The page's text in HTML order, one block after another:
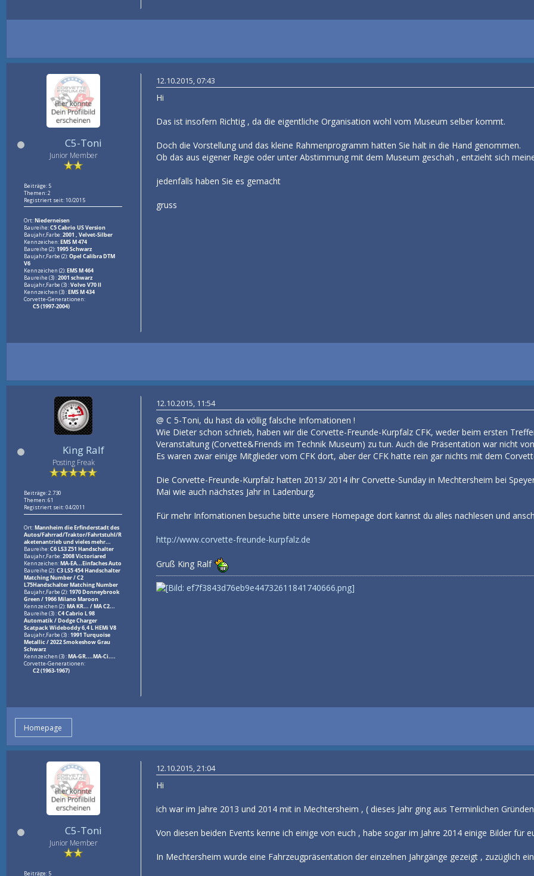
C5-Toni
Junior Member
Beiträge: 5
Themen: 2
Registriert seit: 10/2015
Ort:Niederneisen
Baureihe:C5 Cabrio US Version
Baujahr,Farbe:2001 , Velvet-Silber
Kennzeichen:EMS M 474
Baureihe (2):1995 Schwarz
Baujahr,Farbe (2):Opel Calibra DTM
V6
Kennzeichen (2):EMS M 464
Baureihe (3) :2001 schwarz
Baujahr,Farbe (3) :Volvo V70 II
Kennzeichen (3) :EMS M 434
Corvette-Generationen:
C5 (1997-2004)
12.10.2015, 07:43
Hi
Das ist insofern Richtig , da die eigentliche Organisation wohl vom Museum selber kommt.
Doch die Vorstellung und das kleine Rahmenprogramm hatten Sie halt in die Hand genommen.
Ob das aus eigener Regie oder unter Abstimmung mit dem Museum geschah , entzieht sich
jedenfalls haben Sie es gemacht
gruss
King Ralf
Posting Freak
Beiträge: 2.730
Themen: 61
Registriert seit: 04/2011
Ort:Mannheim die Erfinderstadt des
Autos/Fahrrad/Traktor/Fahrtstuhl/R
aketenantrieb und vieles mehr...
Baureihe:C6 LS3 Z51 Handschalter
Baujahr,Farbe:2008 Victoriared
Kennzeichen:MA-EA...Einfaches Auto
Baureihe (2):C3 LS5 454 Handschalter
Matching Number / C2
L75Handschalter Matching Number
Baujahr,Farbe (2):1970 Donneybrook
Green / 1966 Milano Maroon
Kennzeichen (2):MA KR... / MA C2...
Baureihe (3) :C4 Cabrio L 98
Automatik / Dodge Charger
Scatpack Wideboddy 6,4 L HEMi V8
Baujahr,Farbe (3) :1991 Turquoise
Metallic / 2022 Smokeshow Grau
Schwarz
Kennzeichen (3) :MA-GR....MA-Ci....
Corvette-Generationen:
C2 (1963-1967)
12.10.2015, 11:54
@ C 5-Toni, du hast da völlig falsche Infomationen !
Wie Dieter schon schrieb, haben wir die Corvette-Freunde-Kurpfalz CFK, weder beim ersten
Veranstaltung (Corvette&Friends im Technik Museum) zu tun. Auch die Präsentation war nicht
Es waren zwar einige Mitglieder vom CFK dort, aber der CFK hatte rein gar nichts mit dem
Die Corvette-Freunde-Kurpfalz hatten 2013/ 2014 ihr Corvette-Sunday in Mechtersheim bei
Mai wie auch nächstes Jahr in Ladenburg.
Für mehr Infomationen besuche bitte unsere Homepage dort kannst du alles nachlesen und
http://www.corvette-freunde-kurpfalz.de
Gruß King Ralf
Homepage
C5-Toni
Junior Member
Beiträge: 5
12.10.2015, 21:04
Hi
ich war im Jahre 2013 und 2014 mit in Mechtersheim , ( dieses Jahr ging aus Terminlichen
Von diesen beiden Events kenne ich einige von euch , habe sogar im Jahre 2014 einige Bilder für
In Mechtersheim wurde eine Fahrzeugpräsentation der einzelnen Jahrgänge gezeigt , zuzüglich